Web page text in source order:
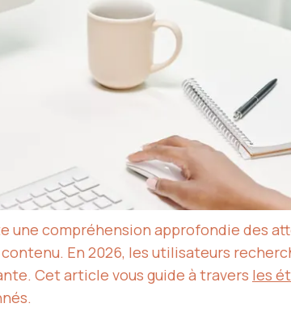
une compréhension approfondie des
En 2026, les utilisateurs
Cet article vous guide à travers les